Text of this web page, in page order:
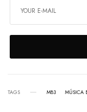
TAGS M83 MÚSICA